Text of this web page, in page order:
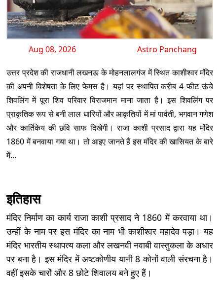
Aug 08, 2026 Astro Panchang
उत्तर प्रदेश की राजधानी लखनऊ के मोहनलालगंज में स्थित काशीश्वर मंदिर
की अपनी विशेषता के लिए फेमस है। यहां पर स्थापित करीब 4 फीट ऊंचे
शिवलिंग में पूरा शिव परिवार विराजमान माना जाता है। इस शिवलिंग पर
प्राकृतिक रूप से बनी लाल धारियों और आकृतियों में मां पार्वती, भगवान गणेश
और कार्तिकेय की छवि साफ दिखेगी। राजा काशी प्रसाद द्वारा यह मंदिर
1860 में बनवाया गया था। तो आइए जानते हैं इस मंदिर की खासियत के बारे
में...
इतिहास
मंदिर निर्माण का कार्य राजा काशी प्रसाद ने 1860 में करवाया था।
उन्हीं के नाम पर इस मंदिर का नाम भी काशीश्वर महादेव पड़ा। यह
मंदिर भारतीय स्थापत्य कला और लखनवी नवाबी वास्तुकला के अधार
पर बना है। इस मंदिर में अष्टकोणीय यानी 8 कोनों वाली संरचना है।
वहीं इसके चारों और 8 छोटे शिवालय बने हुए हैं।